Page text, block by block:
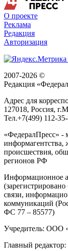
О проекте
Реклама
Редакция
Авторизация
2007-2026 ©
Редакция «
Адрес для
127018, Россия, г.
Тел.+7(499) 112-
«ФедералПресс» -
информагентства,
происшествия,
регионов РФ
Информационное
связи,
коммуникаций
ФС 77 – 85577)
Учредитель: ООО
Главный